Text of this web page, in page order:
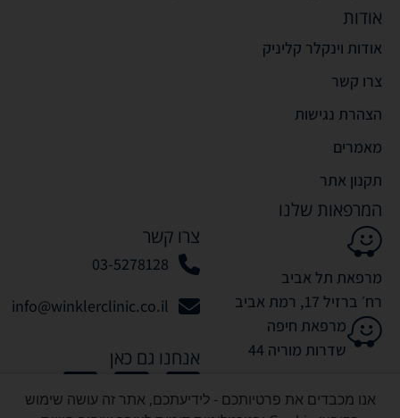
אודות
אודות וינקלר קליניק
צרו קשר
הצהרת נגישות
מאמרים
תקנון אתר
המרפאות שלנו
מרפאת תל אביב
רח׳ ברזיל 17, רמת אביב
מרפאת חיפה
שדרות מוריה 44
צרו קשר
03-5278128
info@winklerclinic.co.il
אנחנו גם כאן
אנו מכבדים את פרטיותכם - לידיעתכם, אתר זה עושה שימוש